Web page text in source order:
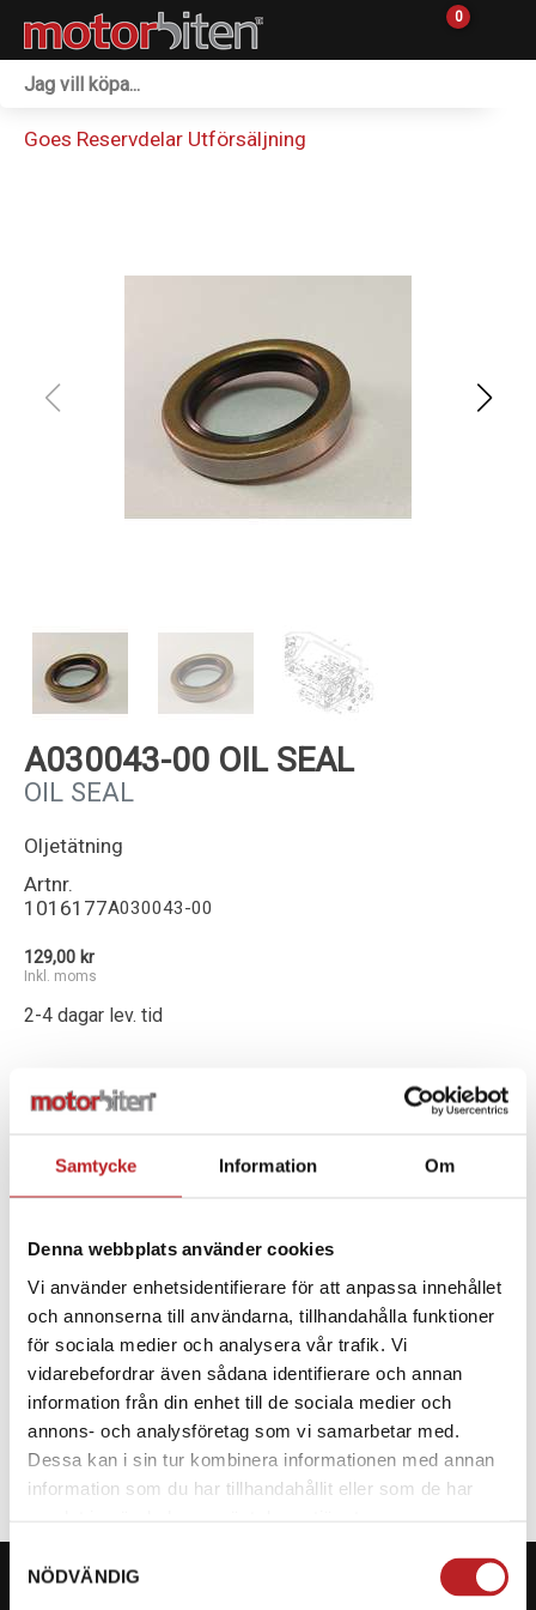
Samtycke Information Om
Denna webbplats använder cookies
Vi använder enhetsidentifierare för att anpassa innehållet
och annonserna till användarna, tillhandahålla funktioner
för sociala medier och analysera vår trafik. Vi
vidarebefordrar även sådana identifierare och annan
information från din enhet till de sociala medier och
annons- och analysföretag som vi samarbetar med.
Dessa kan i sin tur kombinera informationen med annan
information som du har tillhandahållit eller som de har
NÖDVÄNDIG
0
Reservdelar
Goes Reservdelar Utförsäljning
A030043-00 OIL SEAL
OIL SEAL
Oljetätning
Artnr.
1016177A030043-00
129,00 kr
Inkl. moms
2-4 dagar lev. tid
- +
Oljetätning med måtten
SPECIFIKATION